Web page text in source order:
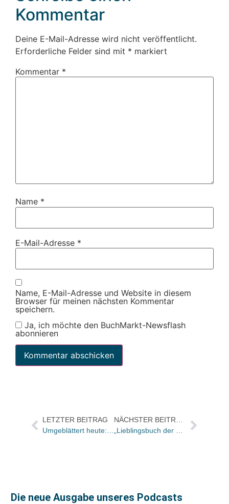
Kommentar
Deine E-Mail-Adresse wird nicht veröffentlicht.
Erforderliche Felder sind mit * markiert
Kommentar *
Name *
E-Mail-Adresse *
Name, E-Mail-Adresse und Website in diesem
Browser für meinen nächsten Kommentar
speichern.
Ja, ich möchte den BuchMarkt-Newsflash
abonnieren
LETZTER BEITRAG
Die neue Ausgabe unseres Podcasts